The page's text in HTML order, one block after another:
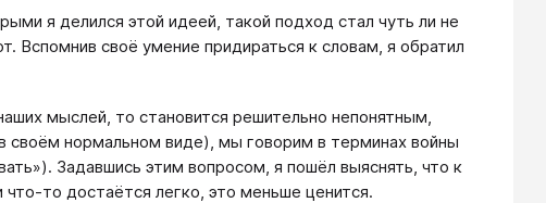
я делился этой идеей, такой подход стал чуть ли не
Вспомнив своё умение придираться к словам, я обратил
мыслей, то становится решительно непонятным,
своём нормальном виде), мы говорим в терминах войны
Задавшись этим вопросом, я пошёл выяснять, что к
то достаётся легко, это меньше ценится.